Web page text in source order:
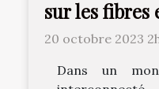
sur les fibres
20 octobre 2023
Dans un